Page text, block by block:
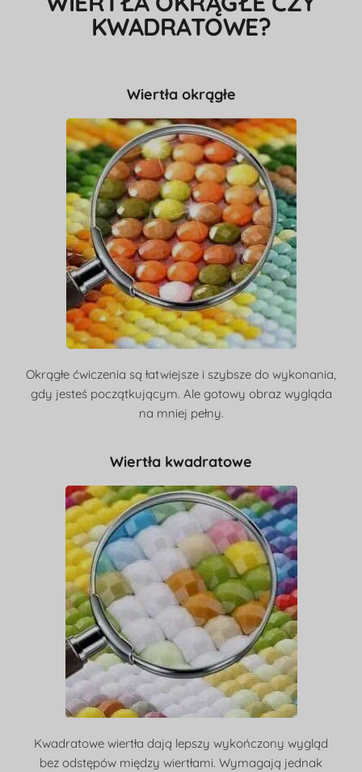
KWADRATOWE?
Wiertła okrągłe
Okrągłe ćwiczenia są łatwiejsze i szybsze do wykonania,
gdy jesteś początkującym. Ale gotowy obraz wygląda
na mniej pełny.
Wiertła kwadratowe
Kwadratowe wiertła dają lepszy wykończony wygląd
bez odstępów między wiertłami. Wymagają jednak